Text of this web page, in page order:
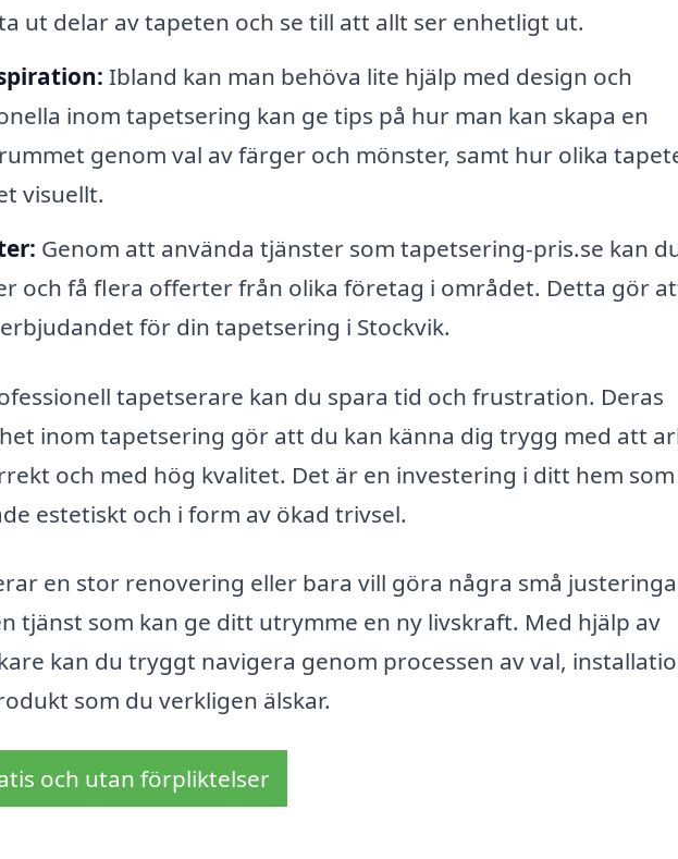
ut delar av tapeten och se till att allt ser enhetligt ut.
Ibland kan man behöva lite hjälp med design och
inom tapetsering kan ge tips på hur man kan skapa en
genom val av färger och mönster, samt hur olika
visuellt.
Genom att använda tjänster som tapetsering-pris.se kan
och få flera offerter från olika företag i området. Detta gör
för din tapetsering i Stockvik.
tapetserare kan du spara tid och frustration. Deras
inom tapetsering gör att du kan känna dig trygg med att
och med hög kvalitet. Det är en investering i ditt hem
estetiskt och i form av ökad trivsel.
en stor renovering eller bara vill göra några små
tjänst som kan ge ditt utrymme en ny livskraft. Med hjälp av
kan du tryggt navigera genom processen av val,
som du verkligen älskar.
och utan förpliktelser